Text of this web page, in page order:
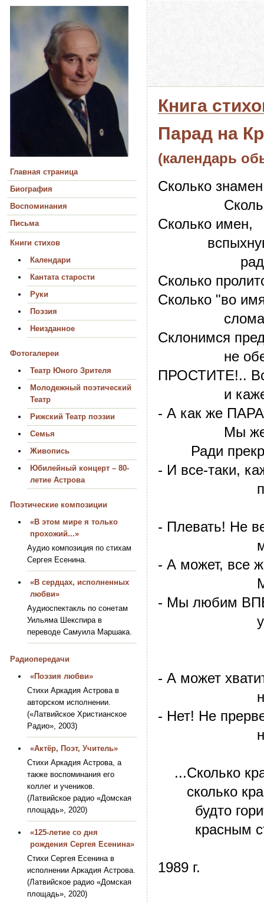
Главная страница
Биография
Воспоминания
Письма
Книги стихов
Календари
Кантата старости
Руки
Поэзия
Неизданное
Фотогалереи
Театр Юного Зрителя
Молодежный поэтический
Театр
Рижский Театр поэзии
Семья
Живопись
Юбилейный концерт – 80-
летие Астрова
Поэтические композиции
«В этом мире я только
прохожий...»
Аудио композиция по стихам
Сергея Есенина.
«В сердцах, исполненных
любви»
Аудиоспектакль по сонетам
Уильяма Шекспира в
переводе Самуила Маршака.
Радиопередачи
«Поэзия любви»
Стихи Аркадия Астрова в
авторском исполнении.
(«Латвийское Христианское
Радио», 2003)
«Актёр, Поэт, Учитель»
Стихи Аркадия Астрова, а
также воспоминания его
коллег и учеников.
(Латвийское радио «Домская
площадь», 2020)
«125-летие со дня
рождения Сергея Есенина»
Стихи Сергея Есенина в
исполнении Аркадия Астрова.
(Латвийское радио «Домская
площадь», 2020)
Книга
Парад на
(календарь
Сколько
Сколько
Сколько имен,
вспыхнув,
ради
Сколько
Сколько "во
сломано
Склонимся
не
ПРОСТИТЕ!..
и кажется
- А как же
Мы же
Ради
- И все-таки,
пролито
- Плевать! Не
мы
- А может, все
Многие
- Мы любим
- А может
не
- Нет! Не
наш
...Сколько
сколько
будто горит
красным
1989 г.